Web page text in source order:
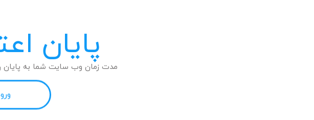
پایان
مدت زمان وب سایت شما به پایان